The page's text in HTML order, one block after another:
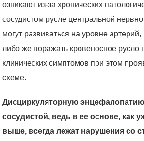
озникают из-за хронических
сосудистом русле центральной
могут развиваться на уровне
либо же поражать кровеносное русло
клинических симптомов при этом
схеме.
Дисциркуляторную
сосудистой, ведь в ее основе, как
выше, всегда лежат нарушения со